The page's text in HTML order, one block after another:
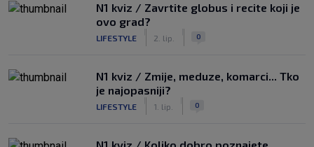
N1 kviz / Zavrtite globus i recite koji je
ovo grad?
LIFESTYLE 2. lip. 0
N1 kviz / Zmije, meduze, komarci... Tko
je najopasniji?
LIFESTYLE 1. lip. 0